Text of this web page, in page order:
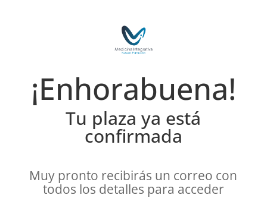
¡Enhorabuena!
Tu plaza ya está
confirmada
Muy pronto recibirás un correo con
todos los detalles para acceder